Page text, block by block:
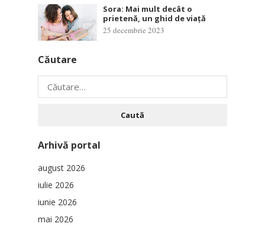
Sora: Mai mult decât o
prietenă, un ghid de viață
25 decembrie 2023
Căutare
Caută
după:
Arhivă portal
august 2026
iulie 2026
iunie 2026
mai 2026